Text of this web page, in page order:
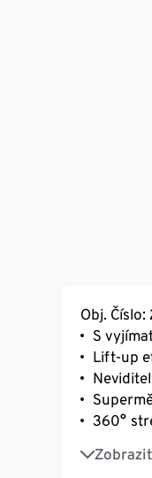
Obj. Číslo:
S
Lift-up
360°
Tento